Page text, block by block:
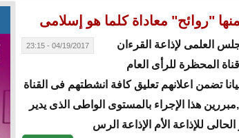
"روائح" معاداة كلما هو إسلامى
04/19/2017 - 23:15
العلمى لإذاعة القرءان
المحظرة للرأى العام
تضمن اعلانهم تعليق كافة انشطتهم فى القناة
,مبررين هذا الإجراء بالمستوى الواطى الذى يدير
الحالى للإذاعة الأم الإذاعة الرس